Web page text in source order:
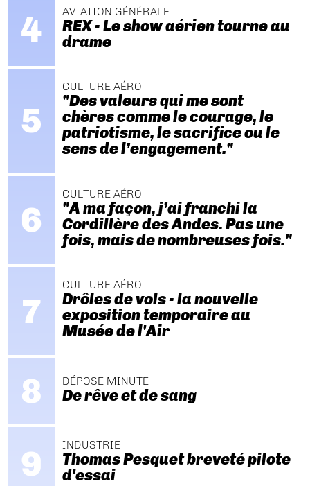
AVIATION GÉNÉRALE
REX - Le show aérien tourne au
drame
CULTURE AÉRO
"Des valeurs qui me sont
chères comme le courage, le
patriotisme, le sacrifice ou le
sens de l’engagement."
CULTURE AÉRO
"A ma façon, j’ai franchi la
Cordillère des Andes. Pas une
fois, mais de nombreuses fois."
CULTURE AÉRO
Drôles de vols - la nouvelle
exposition temporaire au
Musée de l'Air
DÉPOSE MINUTE
De rêve et de sang
INDUSTRIE
Thomas Pesquet breveté pilote
d'essai